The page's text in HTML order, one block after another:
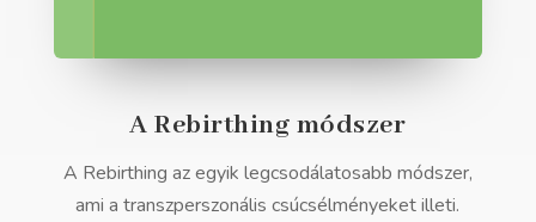
A Rebirthing módszer
A Rebirthing az egyik legcsodálatosabb módszer,
ami a transzperszonális csúcsélményeket illeti.